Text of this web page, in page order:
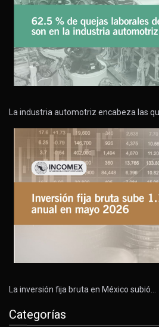
La industria automotriz encabeza las
La inversión fija bruta en México subió…
Categorías